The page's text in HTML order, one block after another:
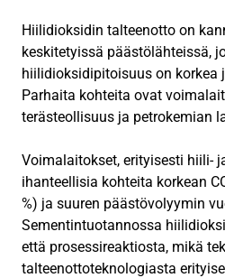
Hiilidioksidin talteenotto on
keskitetyissä päästölähteissä,
hiilidioksidipitoisuus on korkea
Parhaita kohteita ovat
terästeollisuus ja petrokemian
Voimalaitokset, erityisesti hiili-
ihanteellisia kohteita korkean
%) ja suuren päästövolyymin
Sementintuotannossa
että prosessireaktiosta, mikä
talteenottoteknologiasta